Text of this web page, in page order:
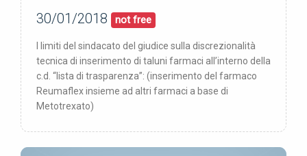
pubblicata: 30/01/18
30/01/2018 not free
I limiti del sindacato del giudice sulla discrezionalità
tecnica di inserimento di taluni farmaci all’interno della
c.d. “lista di trasparenza”: (inserimento del farmaco
Reumaflex insieme ad altri farmaci a base di
Metotrexato)